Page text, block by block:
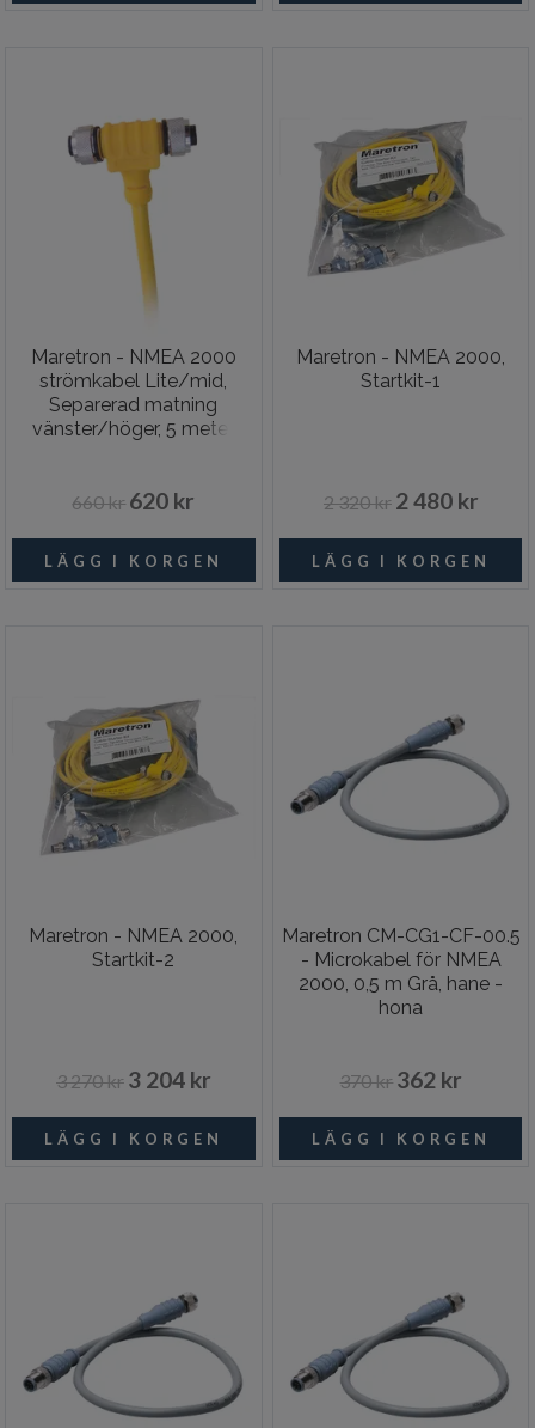
Maretron - NMEA 2000
strömkabel Lite/mid,
Separerad matning
vänster/höger, 5 meter
660 kr 620 kr
Maretron - NMEA 2000,
Startkit-1
2 320 kr 2 480 kr
Maretron - NMEA 2000,
Startkit-2
3 270 kr 3 204 kr
Maretron CM-CG1-CF-00.5
- Microkabel för NMEA
2000, 0,5 m Grå, hane -
hona
370 kr 362 kr